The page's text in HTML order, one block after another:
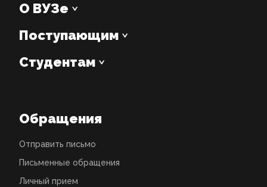
О ВУЗе
Поступающим
Студентам
Обращения
Отправить письмо
Письменные обращения
Личный прием